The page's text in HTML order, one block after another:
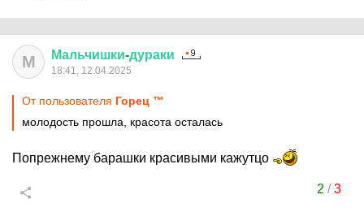
М Мальчишки-дураки
18:41, 12.04.2025
От пользователя Горец ™
молодость прошла, красота осталась
Попрежнему барашки красивыми кажутцо
2 /3